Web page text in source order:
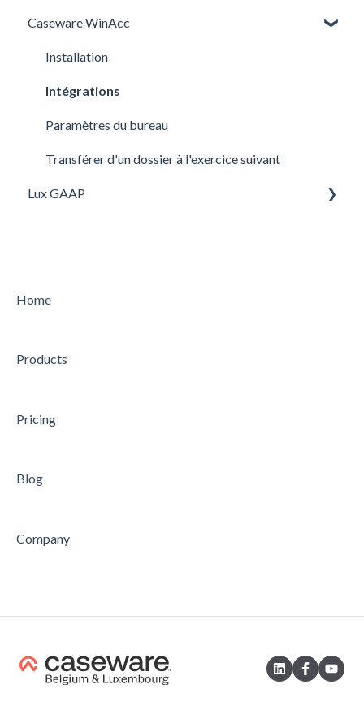
Setup
Caseware WinAcc
Installation
Intégrations
Paramètres du bureau
Transférer d'un dossier à l'exercice suivant
Lux GAAP
Home
Products
Pricing
Blog
Company